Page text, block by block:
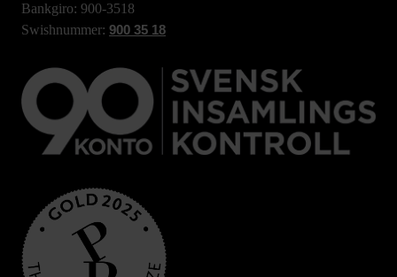
Bankgiro: 900-3518
Swishnummer: 900 35 18